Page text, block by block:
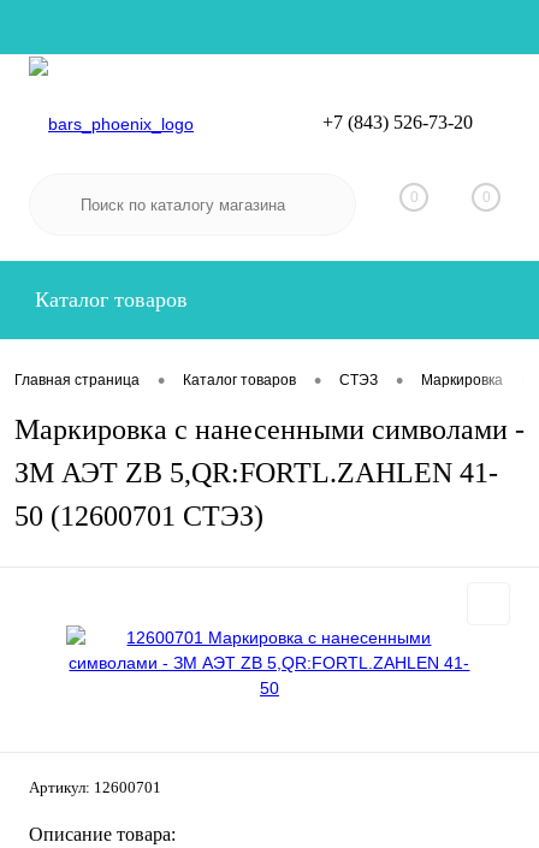
Вход
+7 (843) 526-73-20
0 0
Каталог товаров
Главная страница • Каталог товаров • СТЭЗ • Маркировка
Маркировка с нанесенными символами -
ЗМ АЭТ ZB 5,QR:FORTL.ZAHLEN 41-
50 (12600701 СТЭЗ)
Артикул: 12600701
Описание товара: